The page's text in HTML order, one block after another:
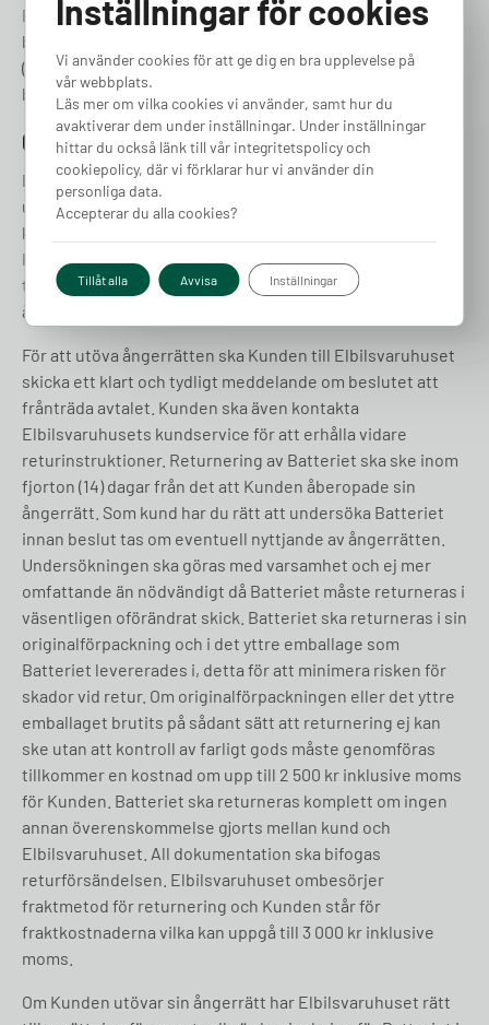
Elbilsvaruhuset rätt att kräva ersättning för
betalningspåminnelse, dröjsmålsränta enligt räntelagen
(SFS 1975:635) samt andra åtgärder med anledning av
betalningsförsummelsen.
6. Ångerrätt
Elbilsvaruhuset tillämpar lagen om distansavtal och avtal
utanför aﬀärslokaler vilket ger Kunden rätt att ångra sitt
köp inom fjorton (14) kalenderdagar, räknat från dagen då
Kunden mottog Batteriet som ingår i Produkten, eller från
tidigast när Kunden fått föreskriven information om sin
ångerrätt.
För att utöva ångerrätten ska Kunden till Elbilsvaruhuset
skicka ett klart och tydligt meddelande om beslutet att
frånträda avtalet. Kunden ska även kontakta
Elbilsvaruhusets kundservice för att erhålla vidare
returinstruktioner. Returnering av Batteriet ska ske inom
fjorton (14) dagar från det att Kunden åberopade sin
ångerrätt. Som kund har du rätt att undersöka Batteriet
innan beslut tas om eventuell nyttjande av ångerrätten.
Undersökningen ska göras med varsamhet och ej mer
omfattande än nödvändigt då Batteriet måste returneras i
väsentligen oförändrat skick. Batteriet ska returneras i sin
originalförpackning och i det yttre emballage som
Batteriet levererades i, detta för att minimera risken för
skador vid retur. Om originalförpackningen eller det yttre
emballaget brutits på sådant sätt att returnering ej kan
ske utan att kontroll av farligt gods måste genomföras
tillkommer en kostnad om upp till 2 500 kr inklusive moms
för Kunden. Batteriet ska returneras komplett om ingen
annan överenskommelse gjorts mellan kund och
Elbilsvaruhuset. All dokumentation ska bifogas
returförsändelsen. Elbilsvaruhuset ombesörjer
fraktmetod för returnering och Kunden står för
fraktkostnaderna vilka kan uppgå till 3 000 kr inklusive
moms.
Om Kunden utövar sin ångerrätt har Elbilsvaruhuset rätt
Inställningar för cookies
Vi använder cookies för att ge dig en bra upplevelse på
vår webbplats.
Läs mer om vilka cookies vi använder, samt hur du
avaktiverar dem under inställningar. Under inställningar
hittar du också länk till vår integritetspolicy och
cookiepolicy, där vi förklarar hur vi använder din
personliga data.
Accepterar du alla cookies?
Tillåt alla Avvisa Inställningar